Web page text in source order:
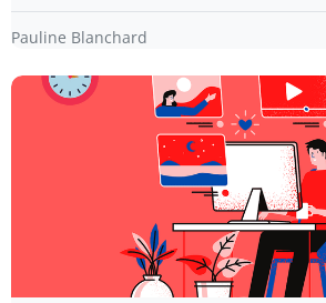
Pauline Blanchard